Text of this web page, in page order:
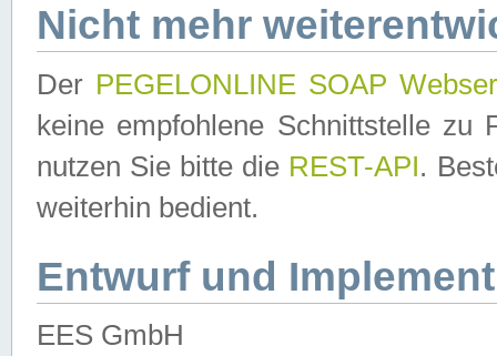
Nicht mehr
Der PEGELONLINE SOAP
keine empfohlene Schnittstelle zu
nutzen Sie bitte die REST-API.
weiterhin bedient.
Entwurf und
EES GmbH